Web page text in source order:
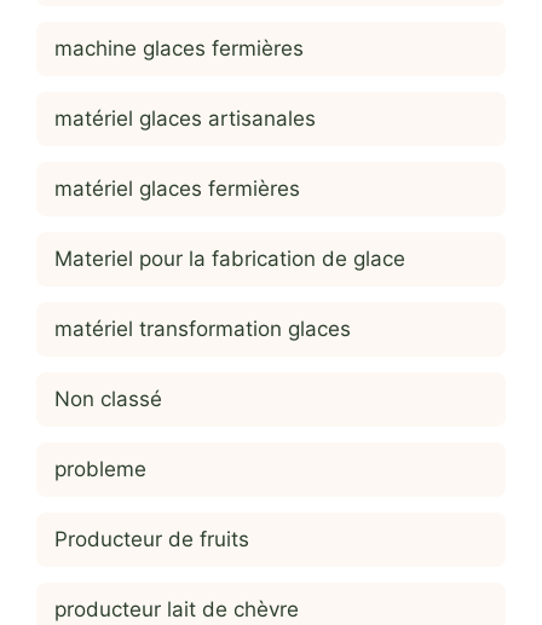
machine glaces fermières
matériel glaces artisanales
matériel glaces fermières
Materiel pour la fabrication de glace
matériel transformation glaces
Non classé
probleme
Producteur de fruits
producteur lait de chèvre